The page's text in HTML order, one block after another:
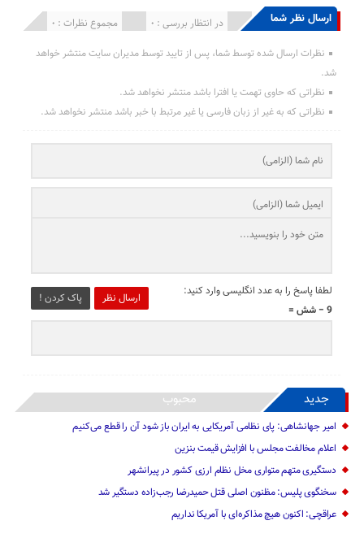
ارسال نظر شما مجموع نظرات : 0 در انتظار بررسی : 0 انتشار یافته : 0
نظرات ارسال شده توسط شما، پس از تایید توسط مدیران سایت منتشر خواهد
شد.
نظراتی که حاوی تهمت یا افترا باشد منتشر نخواهد شد.
نظراتی که به غیر از زبان فارسی یا غیر مرتبط با خبر باشد منتشر نخواهد شد.
ارسال نظر پاک کردن !
لطفا پاسخ را به عدد انگلیسی وارد کنید:
9 − شش =
جدید محبوب
امیر جهانشاهی: پای نظامی آمریکایی به ایران باز شود آن را قطع می‌کنیم
اعلام مخالفت مجلس با افزایش قیمت بنزین
دستگیری متهم متواری مخل نظام ارزی کشور در پیرانشهر
سخنگوی پلیس: مظنون اصلی قتل حمیدرضا رجب‌زاده دستگیر شد
عراقچی: اکنون هیچ مذاکره‌ای با آمریکا نداریم